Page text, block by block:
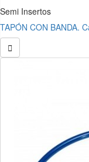
Semi Insertos
TAPÓN CON BANDA.
